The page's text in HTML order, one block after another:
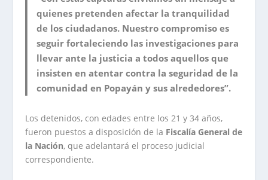
quienes pretenden afectar la tranquilidad
de los ciudadanos. Nuestro compromiso es
seguir fortaleciendo las investigaciones para
llevar ante la justicia a todos aquellos que
insisten en atentar contra la seguridad de la
comunidad en Popayán y sus alrededores”.
Los detenidos, con edades entre los 21 y 34 años,
fueron puestos a disposición de la Fiscalía General de
la Nación, que adelantará el proceso judicial
correspondiente.